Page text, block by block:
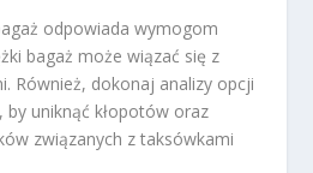
odpowiada wymogom
bagaż może wiązać się z
Również, dokonaj analizy opcji
uniknąć kłopotów oraz
związanych z taksówkami